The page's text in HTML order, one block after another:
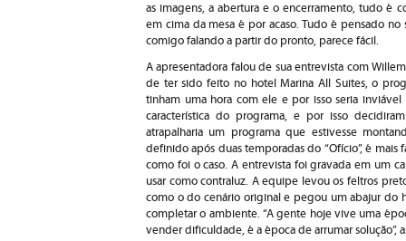
as imagens, a abertura e o encerramento, tudo é
em cima da mesa é por acaso. Tudo é pensado
comigo falando a partir do pronto, parece fácil.
A apresentadora falou de sua entrevista com
de ter sido feito no hotel Marina All Suites, o
tinham uma hora com ele e por isso seria
característica do programa, e por isso
atrapalharia um programa que estivesse
definido após duas temporadas do “Ofício”, é
como foi o caso. A entrevista foi gravada em um
usar como contraluz. A equipe levou os feltros
como o do cenário original e pegou um abajur do
completar o ambiente. “A gente hoje vive uma
vender dificuldade, é a época de arrumar solução”,